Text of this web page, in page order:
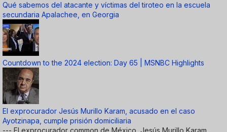
Qué sabemos del atacante y víctimas del tiroteo en la escuela
secundaria Apalachee, en Georgia
Countdown to the 2024 election: Day 65 | MSNBC Highlights
El exprocurador Jesús Murillo Karam, acusado en el caso
Ayotzinapa, cumple prisión domiciliaria
--- El exprocurador common de México, Jesús Murillo Karam,